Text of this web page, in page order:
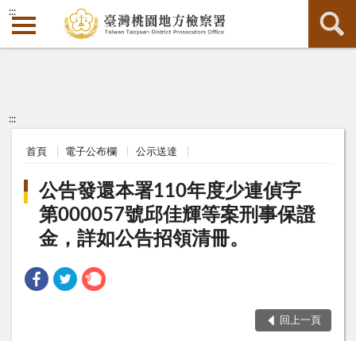
:::
:::
首頁 電子公布欄 公示送達
公告發還本署110年度少連偵字
第000057號邱佳輝等案刑事保證
金，詳如公告招領清冊。
回上一頁